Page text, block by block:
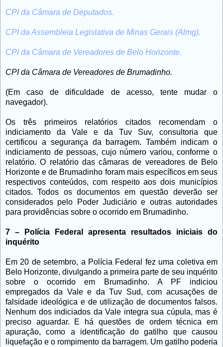
CPI da Câmara de Deputados.
CPI da Assembleia Legislativa de Minas Gerais (Almg).
CPI da Câmara de Vereadores de Belo Horizonte.
CPI da Câmara de Vereadores de Brumadinho.
(Em caso de dificuldade de acesso, tente mudar o
navegador).
Os três primeiros relatórios citados recomendam o
indiciamento da Vale e da Tuv Suv, consultoria que
certificou a segurança da barragem. Também indicam o
indiciamento de pessoas, cujo número variou, conforme o
relatório. O relatório das câmaras de vereadores de Belo
Horizonte e de Brumadinho foram mais específicos em seus
respectivos conteúdos, com respeito aos dois municípios
citados. Todos os documentos em questão deverão ser
considerados pelo Poder Judiciário e outras autoridades
para providências sobre o ocorrido em Brumadinho.
7 – Polícia Federal apresenta resultados iniciais do
inquérito
Em 20 de setembro, a Polícia Federal fez uma coletiva em
Belo Horizonte, divulgando a primeira parte de seu inquérito
sobre o ocorrido em Brumadinho. A PF indiciou
empregados da Vale e da Tuv Sud, com acusações de
falsidade ideológica e de utilização de documentos falsos.
Nenhum dos indiciados da Vale integra sua cúpula, mas é
preciso aguardar. E há questões de ordem técnica em
apuração, como a identificação do gatilho que causou
liquefação e o rompimento da barragem. Um gatilho poderia